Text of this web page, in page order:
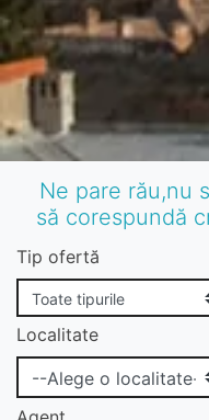
Ne pare rău,nu
să corespundă
Tip ofertă
Localitate